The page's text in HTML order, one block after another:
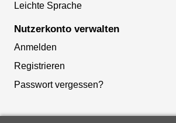
Leichte Sprache
Nutzerkonto verwalten
Anmelden
Registrieren
Passwort vergessen?